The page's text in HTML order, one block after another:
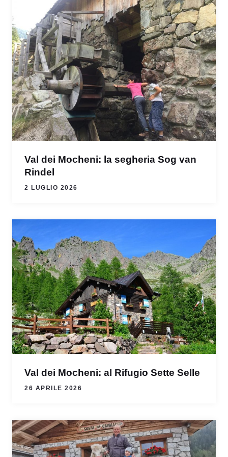
Val dei Mocheni: la segheria Sog van
Rindel
2 LUGLIO 2026
Val dei Mocheni: al Rifugio Sette Selle
26 APRILE 2026